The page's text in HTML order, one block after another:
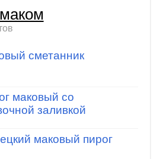
сметанник
маковый со
заливкой
маковый пирог